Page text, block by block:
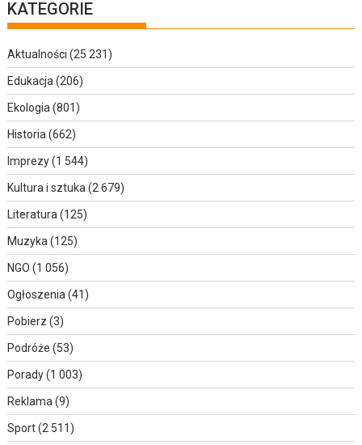
KATEGORIE
Aktualności (25 231)
Edukacja (206)
Ekologia (801)
Historia (662)
Imprezy(1 544)
Kultura i sztuka (2 679)
Literatura (125)
Muzyka (125)
NGO (1 056)
Ogłoszenia (41)
Pobierz (3)
Podróże (53)
Porady(1 003)
Reklama (9)
Sport(2 511)